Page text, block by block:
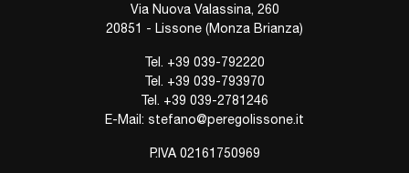
Via Nuova Valassina, 260
20851 - Lissone (Monza Brianza)
Tel. +39 039-792220
Tel. +39 039-793970
Tel. +39 039-2781246
E-Mail: stefano@peregolissone.it
P.IVA 02161750969